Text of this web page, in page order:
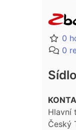
0
0
Hlavní
Český